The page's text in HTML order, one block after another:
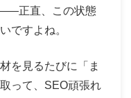
正直、この状態
ですよね。
を見るたびに「ま
って、SEO頑張れ